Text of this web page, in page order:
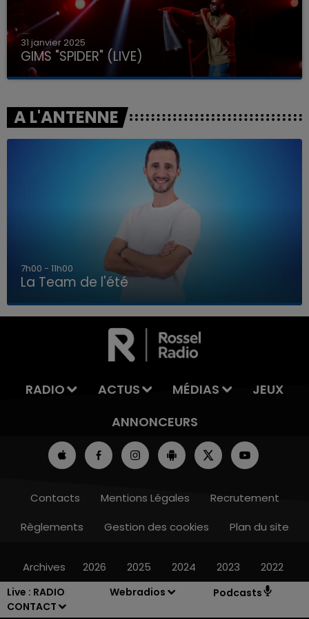
Live : RADIO
CONTACT
Webradios Podcasts
LA TEAM DE L'ÉTÉ
31 janvier 2025
GIMS "SPIDER" (LIVE)
A L'ANTENNE
7h00 - 11h00
La Team de l'été
RADIO ACTUS MÉDIAS
JEUX
ANNONCEURS
Contacts Mentions Légales
Recrutement
Règlements
Gestion des cookies Plan du site
Archives 2026 2025 2024 2023 2022